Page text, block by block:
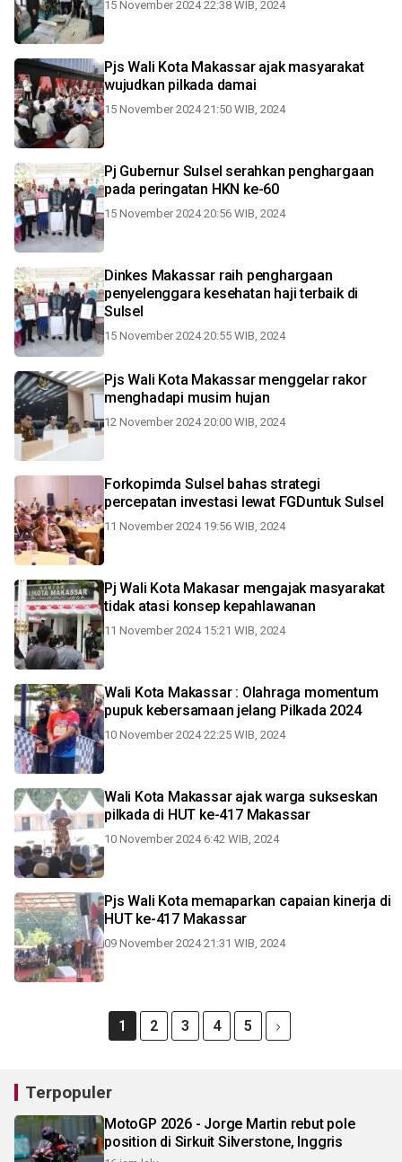
15 November 2024 22:38 WIB, 2024
Pjs Wali Kota Makassar ajak masyarakat
wujudkan pilkada damai
15 November 2024 21:50 WIB, 2024
Pj Gubernur Sulsel serahkan penghargaan
pada peringatan HKN ke-60
15 November 2024 20:56 WIB, 2024
Dinkes Makassar raih penghargaan
penyelenggara kesehatan haji terbaik di
Sulsel
15 November 2024 20:55 WIB, 2024
Pjs Wali Kota Makassar menggelar rakor
menghadapi musim hujan
12 November 2024 20:00 WIB, 2024
Forkopimda Sulsel bahas strategi
percepatan investasi lewat FGDuntuk Sulsel
11 November 2024 19:56 WIB, 2024
Pj Wali Kota Makasar mengajak masyarakat
tidak atasi konsep kepahlawanan
11 November 2024 15:21 WIB, 2024
Wali Kota Makassar : Olahraga momentum
pupuk kebersamaan jelang Pilkada 2024
10 November 2024 22:25 WIB, 2024
Wali Kota Makassar ajak warga sukseskan
pilkada di HUT ke-417 Makassar
10 November 2024 6:42 WIB, 2024
Pjs Wali Kota memaparkan capaian kinerja di
HUT ke-417 Makassar
09 November 2024 21:31 WIB, 2024
1 2 3 4 5
Terpopuler
MotoGP 2026 - Jorge Martin rebut pole
position di Sirkuit Silverstone, Inggris